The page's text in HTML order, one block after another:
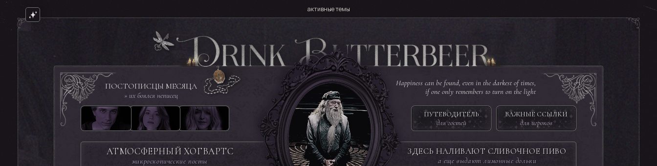
ПОСТОПИСЦЫ МЕСЯЦА
» их боялся неписец
ПУТЕВОДИТЕЛЬ
для гостей
ВАЖНЫЕ ССЫЛКИ
для игроков
ЗДЕСЬ НАЛИВАЮТ СЛИВОЧНОЕ ПИВО
а еще выдают лимонные дольки
АТМОСФЕРНЫЙ ХОГВАРТС
микроскопические посты
Happiness can be found, even in the darkest of times,
if one only remembers to turn on the light
активные темы